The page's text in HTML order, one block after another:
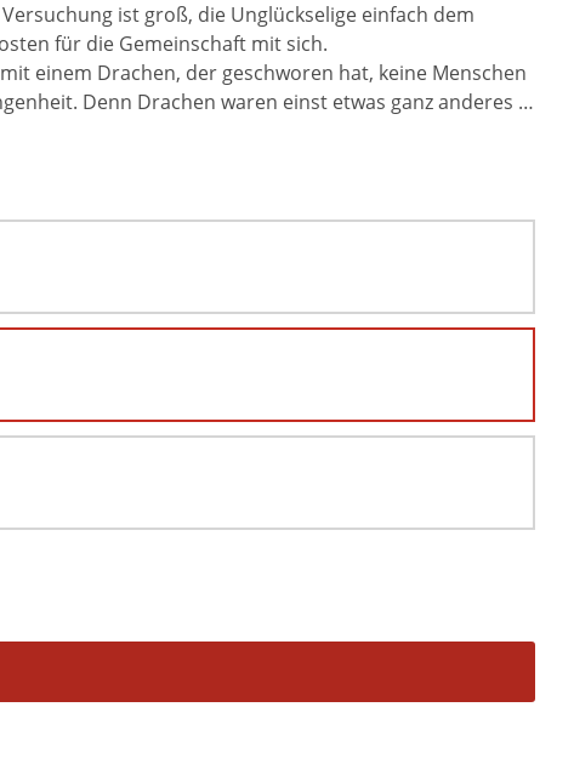
ist groß, die Unglückselige einfach dem
für die Gemeinschaft mit sich.
einem Drachen, der geschworen hat, keine Menschen
Denn Drachen waren einst etwas ganz anderes …